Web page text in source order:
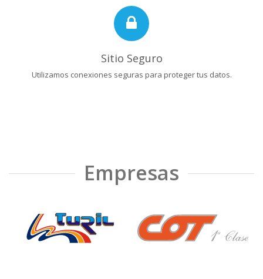
Sitio Seguro
Utilizamos conexiones seguras para proteger tus datos.
Empresas
❮ ❯